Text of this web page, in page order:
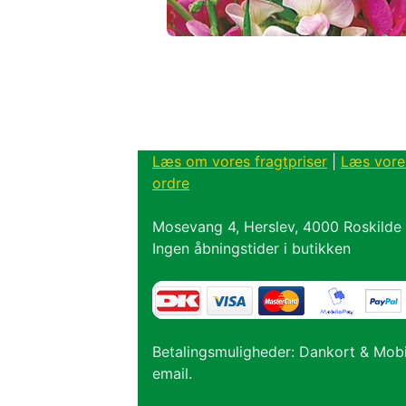
Læs om vores fragtpriser Læs
ordre
Mosevang 4, Herslev, 4000
Ingen åbningstider i butikken
Betalingsmuligheder: Dankort &
email.